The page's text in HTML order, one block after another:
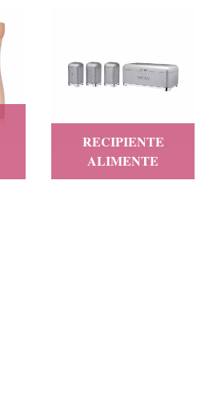
RECIPIENTE
ALIMENTE